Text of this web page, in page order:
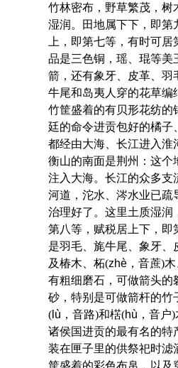
竹林密布，野草繁茂，树
湿润。田地属下下，即第
上，即第七等，有时可
品是三色铜，瑶、琨等美
箭，还有象牙、皮革、羽
牛尾和岛夷人穿的花草编
竹筐盛着的有贝形花纺的
廷的命令进贡包好的橘子
都经由大海、长江进入淮
衡山的南面是荆州：这个
注入大海。长江的众多支
河道，沱水、涔水业已疏
治理好了。这里土质湿润
第八等，赋税居上下，即
是羽毛、旄牛尾、象牙、
及椿木、柘(zhè，音蔗)
有粗细磨石，可做箭头的
砂，特别是可做箭杆的竹
(lù ，音路)和楛(hù ，音户
诸侯国进贡的最有名的特
装在匣子里的供祭祀时滤
筐盛着的彩色布帛，以及